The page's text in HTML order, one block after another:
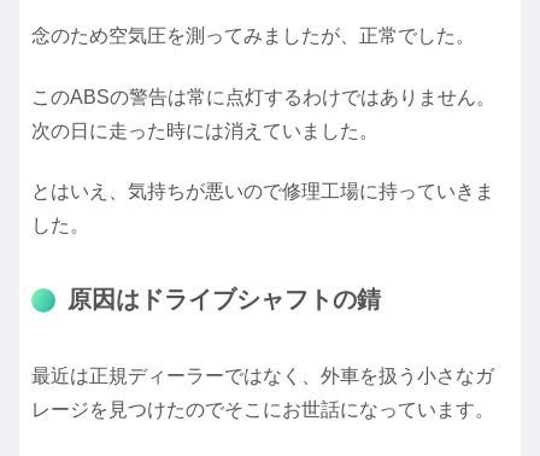
念のため空気圧を測ってみましたが、正常でした。
このABSの警告は常に点灯するわけではありません。
次の日に走った時には消えていました。
とはいえ、気持ちが悪いので修理工場に持っていきま
した。
原因はドライブシャフトの錆
最近は正規ディーラーではなく、外車を扱う小さなガ
レージを見つけたのでそこにお世話になっています。